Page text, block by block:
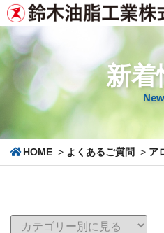
新着
HOME > よくあるご質問 > ア